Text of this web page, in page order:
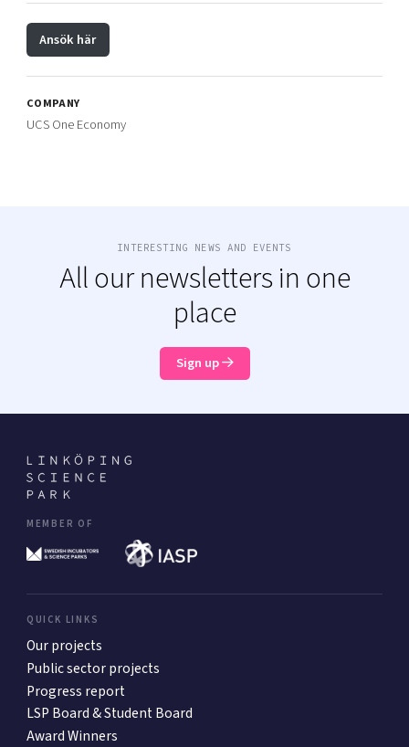
Ansök här
COMPANY
UCS One Economy
INTERESTING NEWS AND EVENTS
All our newsletters in one
place
Sign up
MEMBER OF
QUICK LINKS
Our projects
Public sector projects
Progress report
LSP Board & Student Board
Award Winners